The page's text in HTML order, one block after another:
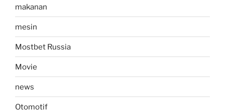
makanan
mesin
Mostbet Russia
Movie
news
Otomotif